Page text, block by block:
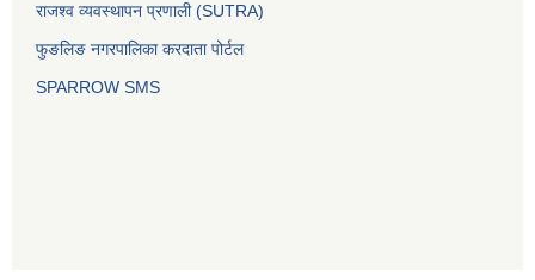
राजश्व व्यवस्थापन प्रणाली (SUTRA)
फुङलिङ नगरपालिका करदाता पोर्टल
SPARROW SMS